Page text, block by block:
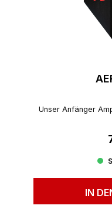
Unser Anfänger
IN